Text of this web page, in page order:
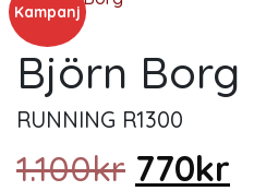
Kampanj
Björn Borg
RUNNING R1300
1.100kr Det
770kr